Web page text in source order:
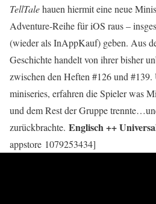
TellTalehauen hiermit eine neue
Adventure-Reihe für iOS raus –
(wieder als InAppKauf) geben. Aus
Geschichte handelt von ihrer bisher
zwischen den Heften #126 und
miniseries, erfahren die Spieler was
und dem Rest der Gruppe
zurückbrachte. Englisch ++
appstore 1079253434]